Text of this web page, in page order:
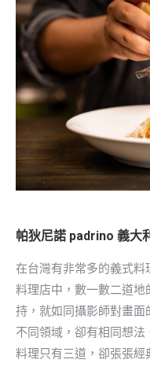
帕狄尼諾 padrino 義大
在台灣有非常多的義式料
料理店中，數一數二道
持，就如同攝影師對畫面
不同領域，卻有相同想
料理只有三道，卻張張